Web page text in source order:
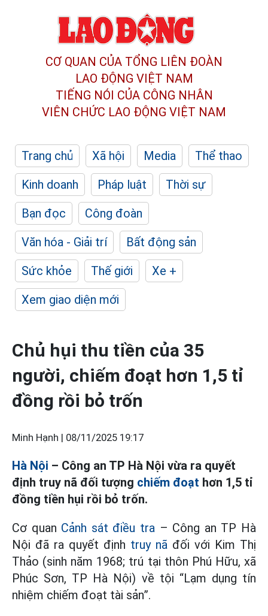
CƠ QUAN CỦA TỔNG LIÊN ĐOÀN
LAO ĐỘNG VIỆT NAM
TIẾNG NÓI CỦA CÔNG NHÂN
VIÊN CHỨC LAO ĐỘNG VIỆT NAM
Trang chủ Xã hội Media
Thể thao
Kinh doanh
Pháp luật
Thời sự
Bạn đọc
Công đoàn
Văn hóa - Giải trí
Bất động sản
Sức khỏe
Thế giới
Xe +
Xem giao diện mới
Chủ hụi thu tiền của 35
người, chiếm đoạt hơn 1,5 tỉ
đồng rồi bỏ trốn
Minh Hạnh | 08/11/2025 19:17
Hà Nội – Công an TP Hà Nội vừa ra quyết
định truy nã đối tượng chiếm đoạt hơn 1,5 tỉ
đồng tiền hụi rồi bỏ trốn.
Cơ quan Cảnh sát điều tra – Công an TP Hà
Nội đã ra quyết định truy nã đối với Kim Thị
Thảo (sinh năm 1968; trú tại thôn Phú Hữu, xã
Phúc Sơn, TP Hà Nội) về tội “Lạm dụng tín
nhiệm chiếm đoạt tài sản”.